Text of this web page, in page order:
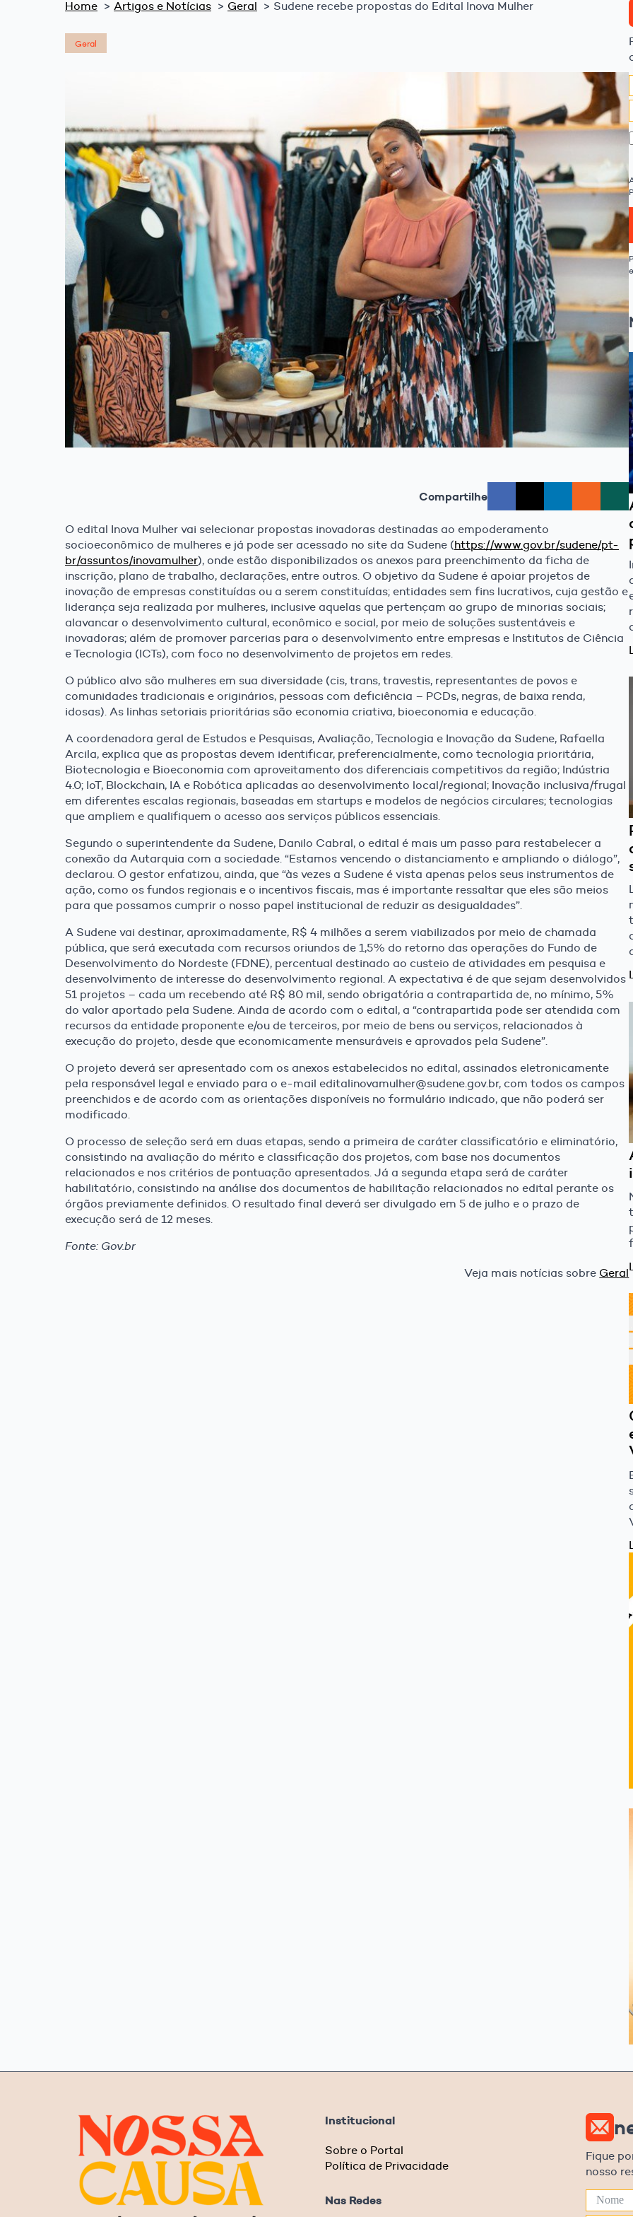
Home Artigos e Notícias Geral Sudene recebe propostas do Edital Inova Mulher
Geral
Compartilhe
O edital Inova Mulher vai selecionar propostas inovadoras destinadas ao empoderamento
socioeconômico de mulheres e já pode ser acessado no site da Sudene (https://www.gov.br/sudene/pt-
br/assuntos/inovamulher), onde estão disponibilizados os anexos para preenchimento da ficha de
inscrição, plano de trabalho, declarações, entre outros. O objetivo da Sudene é apoiar projetos de
inovação de empresas constituídas ou a serem constituídas; entidades sem fins lucrativos, cuja gestão e
liderança seja realizada por mulheres, inclusive aquelas que pertençam ao grupo de minorias sociais;
alavancar o desenvolvimento cultural, econômico e social, por meio de soluções sustentáveis e
inovadoras; além de promover parcerias para o desenvolvimento entre empresas e Institutos de Ciência
e Tecnologia (ICTs), com foco no desenvolvimento de projetos em redes.
O público alvo são mulheres em sua diversidade (cis, trans, travestis, representantes de povos e
comunidades tradicionais e originários, pessoas com deficiência – PCDs, negras, de baixa renda,
idosas). As linhas setoriais prioritárias são economia criativa, bioeconomia e educação.
A coordenadora geral de Estudos e Pesquisas, Avaliação, Tecnologia e Inovação da Sudene, Rafaella
Arcila, explica que as propostas devem identificar, preferencialmente, como tecnologia prioritária,
Biotecnologia e Bioeconomia com aproveitamento dos diferenciais competitivos da região; Indústria
4.0; IoT, Blockchain, IA e Robótica aplicadas ao desenvolvimento local/regional; Inovação inclusiva/frugal
em diferentes escalas regionais, baseadas em startups e modelos de negócios circulares; tecnologias
que ampliem e qualifiquem o acesso aos serviços públicos essenciais.
Segundo o superintendente da Sudene, Danilo Cabral, o edital é mais um passo para restabelecer a
conexão da Autarquia com a sociedade. “Estamos vencendo o distanciamento e ampliando o diálogo”,
declarou. O gestor enfatizou, ainda, que “às vezes a Sudene é vista apenas pelos seus instrumentos de
ação, como os fundos regionais e o incentivos fiscais, mas é importante ressaltar que eles são meios
para que possamos cumprir o nosso papel institucional de reduzir as desigualdades”.
A Sudene vai destinar, aproximadamente, R$ 4 milhões a serem viabilizados por meio de chamada
pública, que será executada com recursos oriundos de 1,5% do retorno das operações do Fundo de
Desenvolvimento do Nordeste (FDNE), percentual destinado ao custeio de atividades em pesquisa e
desenvolvimento de interesse do desenvolvimento regional. A expectativa é de que sejam desenvolvidos
51 projetos – cada um recebendo até R$ 80 mil, sendo obrigatória a contrapartida de, no mínimo, 5%
do valor aportado pela Sudene. Ainda de acordo com o edital, a “contrapartida pode ser atendida com
recursos da entidade proponente e/ou de terceiros, por meio de bens ou serviços, relacionados à
execução do projeto, desde que economicamente mensuráveis e aprovados pela Sudene”.
O projeto deverá ser apresentado com os anexos estabelecidos no edital, assinados eletronicamente
pela responsável legal e enviado para o e-mail editalinovamulher@sudene.gov.br, com todos os campos
preenchidos e de acordo com as orientações disponíveis no formulário indicado, que não poderá ser
modificado.
O processo de seleção será em duas etapas, sendo a primeira de caráter classificatório e eliminatório,
consistindo na avaliação do mérito e classificação dos projetos, com base nos documentos
relacionados e nos critérios de pontuação apresentados. Já a segunda etapa será de caráter
habilitatório, consistindo na análise dos documentos de habilitação relacionados no edital perante os
órgãos previamente definidos. O resultado final deverá ser divulgado em 5 de julho e o prazo de
execução será de 12 meses.
Fonte: Gov.br
Veja mais notícias sobre Geral
Institucional
Sobre o Portal
Política de Privacidade
Nas Redes
Fique
nosso